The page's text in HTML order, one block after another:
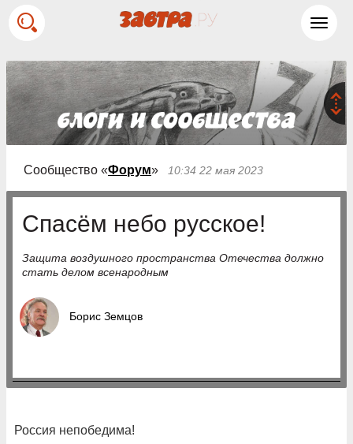
Сообщество «Форум» 10:34 22 мая 2023
Спасём небо русское!
Защита воздушного пространства Отечества должно
стать делом всенародным
Борис Земцов
Россия непобедима!